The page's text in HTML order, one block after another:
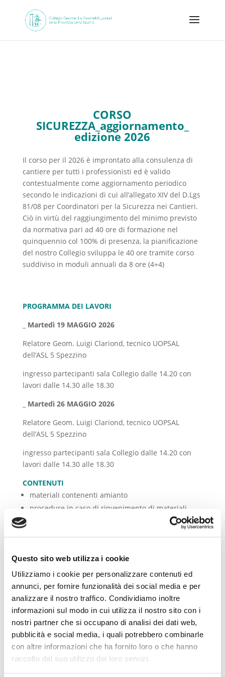
Questo sito web utilizza i cookie
Utilizziamo i cookie per personalizzare contenuti ed
annunci, per fornire funzionalità dei social media e per
analizzare il nostro traffico. Condividiamo inoltre
informazioni sul modo in cui utilizza il nostro sito con i
nostri partner che si occupano di analisi dei dati web,
pubblicità e social media, i quali potrebbero combinarle
con altre informazioni che ha fornito loro o che hanno
raccolto dal suo utilizzo dei loro servizi.
CORSO
SICUREZZA_aggiornamento_
edizione 2026
Il corso per il 2026 è improntato alla consulenza di
cantiere per tutti i professionisti ed è valido
contestualmente come aggiornamento periodico
secondo le indicazioni di cui all’allegato XIV del D.Lgs
81/08 per Coordinatori per la Sicurezza nei Cantieri.
Ciò in virtù del raggiungimento del minimo previsto
da normativa pari ad 40 ore di formazione nel
quinquennio col 100% di presenza, la pianificazione
del nostro Collegio sviluppa le 40 ore tramite corso
suddiviso in moduli annuali da 8 ore (4+4)
PROGRAMMA DEI LAVORI
Martedì 19 MAGGIO 2026
Relatore Geom. Luigi Clariond, tecnico UOPSAL
dell’ASL 5 Spezzino
ingresso partecipanti sala Collegio dalle 14.20 con
lavori dalle 14.30 alle 18.30
Martedì 26 MAGGIO 2026
Relatore Geom. Luigi Clariond, tecnico UOPSAL
dell’ASL 5 Spezzino
ingresso partecipanti sala Collegio dalle 14.20 con
lavori dalle 14.30 alle 18.30
CONTENUTI
materiali contenenti amianto
procedure in caso di rinvenimento di materiali
IL CORSO AVRA’ UNA DURATA COMPLESSIVA DI ORE 8
PER UN NUMERO DI CREDITI PARI A 8 CFP
I partecipanti dovranno aderire al corso mediante il
SINF –
http://formazione.cng.it/
entro e non oltre il
2 aprile 2026
, previo pagamento della quota di
iscrizione di
euro 45,00 . Il versamento dovrà